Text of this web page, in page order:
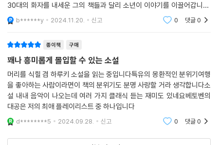
30대의 화자를 내세운 그의 책들과 달리 소년이 이야기를 이끌어갑니다.
환상이 겻들여진 그의 이야기에 푹빠질거 같네요.
b******y 2024.11.20. 신고 0 댓글0
종이책 구매
꽤나 흥미롭게 몰입할 수 있는 소설
머리를 식힐 겸 하루키 소설을 읽는 중입니다특유의 몽환적인 분위기여행
을 좋아하는 사람이라면이 책의 분위기도 분명 사랑할 거라 생각합니다소
설 내내 음악이 나오는데 여러 가지 클래식 듣는 재미도 있네요베토벤의
대공은 저의 최애 플레이리스트 중 하나입니다
d********5 2024.09.28. 신고 0 댓글0